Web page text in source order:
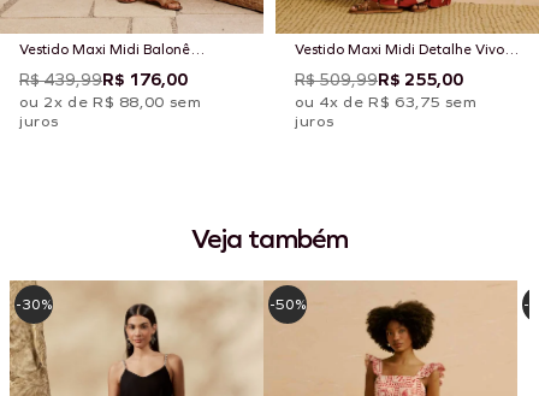
Vestido Maxi Midi Balonê
Estampado Igapo
R$ 439,99R$ 176,00
ou 2x de R$ 88,00 sem
juros
Vestido Maxi Midi Detalhe Vivo
Estampado Chimu Marrom
R$ 509,99R$ 255,00
ou 4x de R$ 63,75 sem
juros
Veja também
-30% -50% -